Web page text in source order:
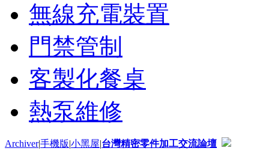
無線充電裝置
門禁管制
客製化餐桌
熱泵維修
Archiver|手機版|小黑屋|台灣精密零件加工交流論壇